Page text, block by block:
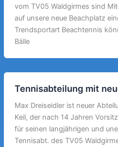
vom TV05 Waldgirmes sind
auf unsere neue Beachplatz
Trendsportart Beachtennis
Bälle
Tennisabteilung mit
Max Dreiseidler ist neuer
Keil, der nach 14 Jahren
für seinen langjährigen und
Tennisabt. des TV05